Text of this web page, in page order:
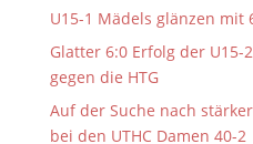
U15-1 Mädels glänzen mit
Glatter 6:0 Erfolg der U15-
gegen die HTG
Auf der Suche nach
bei den UTHC Damen 40-2